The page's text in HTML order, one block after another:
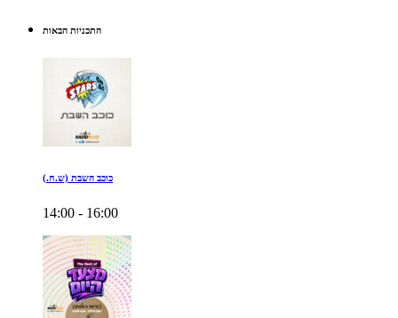
התכניות הבאות
כוכב השבת (ש.ח.)
14:00 - 16:00